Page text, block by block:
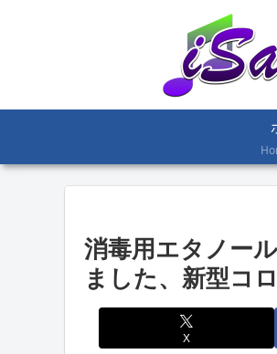
消毒用エタノー
ました、新型コ
X